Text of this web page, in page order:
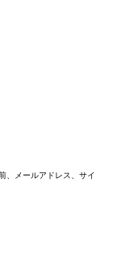
、メールアドレス、サイ